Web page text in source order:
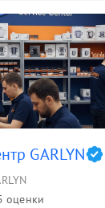
GARLYN
оценки